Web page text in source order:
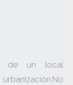
de un local